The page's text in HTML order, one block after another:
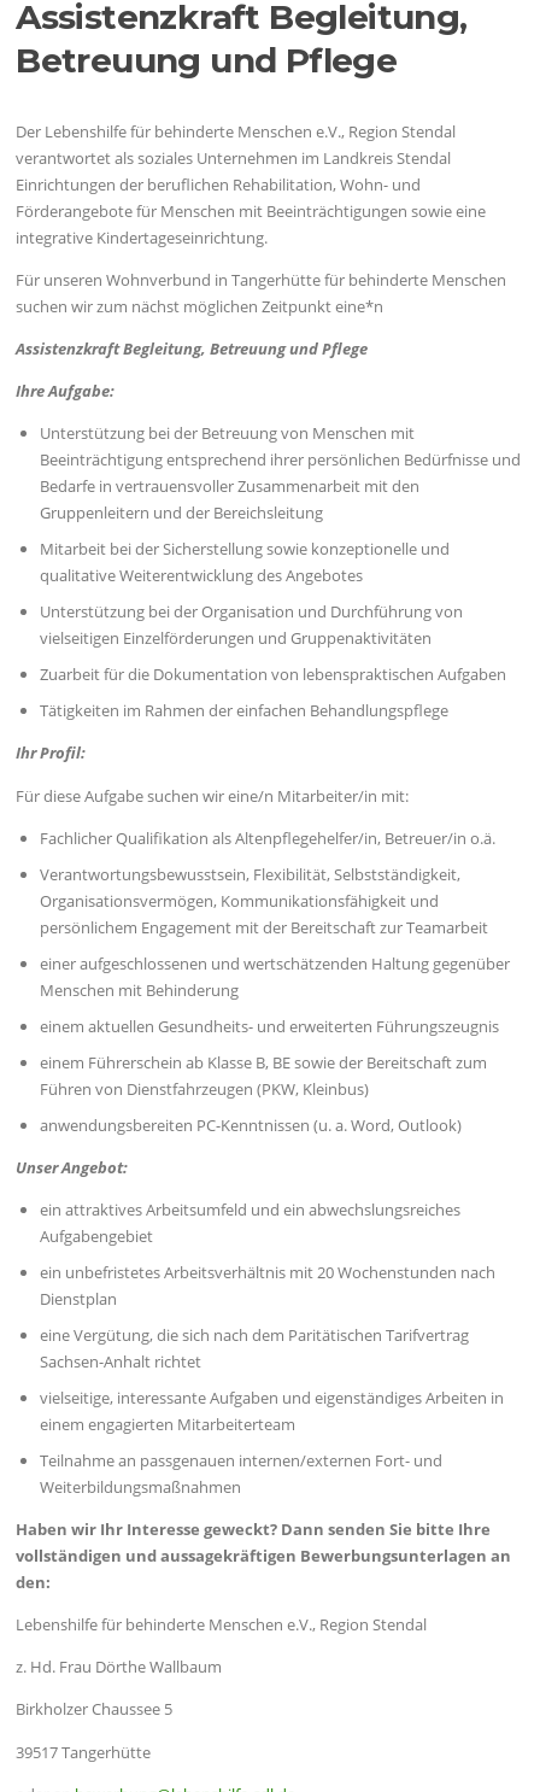
Assistenzkraft Begleitung,
Betreuung und Pflege
Der Lebenshilfe für behinderte Menschen e.V., Region Stendal
verantwortet als soziales Unternehmen im Landkreis Stendal
Einrichtungen der beruflichen Rehabilitation, Wohn- und
Förderangebote für Menschen mit Beeinträchtigungen sowie eine
integrative Kindertageseinrichtung.
Für unseren Wohnverbund in Tangerhütte für behinderte Menschen
suchen wir zum nächst möglichen Zeitpunkt eine*n
Assistenzkraft Begleitung, Betreuung und Pflege
Ihre Aufgabe:
Unterstützung bei der Betreuung von Menschen mit
Beeinträchtigung entsprechend ihrer persönlichen Bedürfnisse und
Bedarfe in vertrauensvoller Zusammenarbeit mit den
Gruppenleitern und der Bereichsleitung
Mitarbeit bei der Sicherstellung sowie konzeptionelle und
qualitative Weiterentwicklung des Angebotes
Unterstützung bei der Organisation und Durchführung von
vielseitigen Einzelförderungen und Gruppenaktivitäten
Zuarbeit für die Dokumentation von lebenspraktischen Aufgaben
Tätigkeiten im Rahmen der einfachen Behandlungspflege
Ihr Profil:
Für diese Aufgabe suchen wir eine/n Mitarbeiter/in mit:
Fachlicher Qualifikation als Altenpflegehelfer/in, Betreuer/in o.ä.
Verantwortungsbewusstsein, Flexibilität, Selbstständigkeit,
Organisationsvermögen, Kommunikationsfähigkeit und
persönlichem Engagement mit der Bereitschaft zur Teamarbeit
einer aufgeschlossenen und wertschätzenden Haltung gegenüber
Menschen mit Behinderung
einem aktuellen Gesundheits- und erweiterten Führungszeugnis
einem Führerschein ab Klasse B, BE sowie der Bereitschaft zum
Führen von Dienstfahrzeugen (PKW, Kleinbus)
anwendungsbereiten PC-Kenntnissen (u. a. Word, Outlook)
Unser Angebot:
ein attraktives Arbeitsumfeld und ein abwechslungsreiches
Aufgabengebiet
ein unbefristetes Arbeitsverhältnis mit 20 Wochenstunden nach
Dienstplan
eine Vergütung, die sich nach dem Paritätischen Tarifvertrag
Sachsen-Anhalt richtet
vielseitige, interessante Aufgaben und eigenständiges Arbeiten in
einem engagierten Mitarbeiterteam
Teilnahme an passgenauen internen/externen Fort- und
Weiterbildungsmaßnahmen
Haben wir Ihr Interesse geweckt? Dann senden Sie bitte Ihre
vollständigen und aussagekräftigen Bewerbungsunterlagen an
den:
Lebenshilfe für behinderte Menschen e.V., Region Stendal
z. Hd. Frau Dörthe Wallbaum
Birkholzer Chaussee 5
39517 Tangerhütte